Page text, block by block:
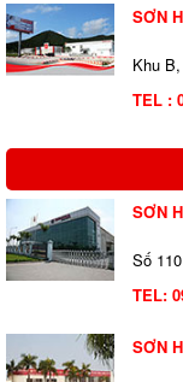
SƠN
Khu
TEL :
SƠN
Số
TEL:
SƠN